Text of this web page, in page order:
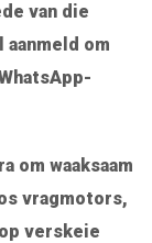
van die
aanmeld om
om waaksaam
vragmotors,
verskeie